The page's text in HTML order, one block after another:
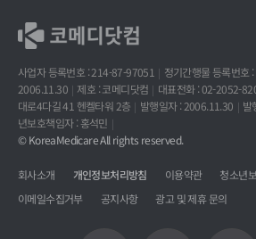
사업자 등록번호 : 214-87-97051 정기간행물 등록번호
2006.11.30
제호 : 코메디닷컴 대표전화 : 02-2052-
대로4다길 41 헨켈타워 2층
발행일자 : 2006.11.30 발
년보호책임자 : 홍석민
© KoreaMedicare All rights reserved.
회사소개 개인정보처리방침 이용약관
청소년
이메일수집거부
공지사항 광고 및 제휴 문의